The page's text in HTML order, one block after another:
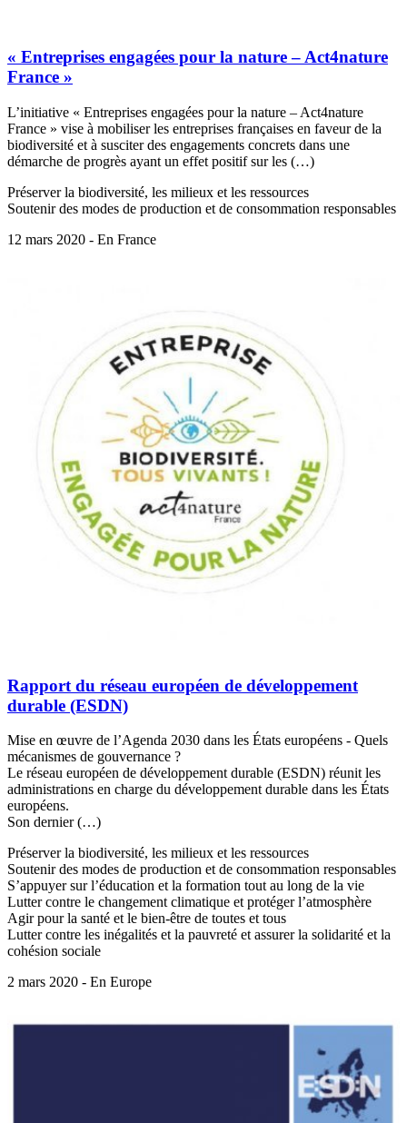
« Entreprises engagées pour la nature – Act4nature
France »
L’initiative « Entreprises engagées pour la nature – Act4nature
France » vise à mobiliser les entreprises françaises en faveur de la
biodiversité et à susciter des engagements concrets dans une
démarche de progrès ayant un effet positif sur les (…)
Préserver la biodiversité, les milieux et les ressources
Soutenir des modes de production et de consommation responsables
12 mars 2020 - En France
Rapport du réseau européen de développement
durable (ESDN)
Mise en œuvre de l’Agenda 2030 dans les États européens - Quels
mécanismes de gouvernance ?
Le réseau européen de développement durable (ESDN) réunit les
administrations en charge du développement durable dans les États
européens.
Son dernier (…)
Préserver la biodiversité, les milieux et les ressources
Soutenir des modes de production et de consommation responsables
S’appuyer sur l’éducation et la formation tout au long de la vie
Lutter contre le changement climatique et protéger l’atmosphère
Agir pour la santé et le bien-être de toutes et tous
Lutter contre les inégalités et la pauvreté et assurer la solidarité et la
cohésion sociale
2 mars 2020 - En Europe